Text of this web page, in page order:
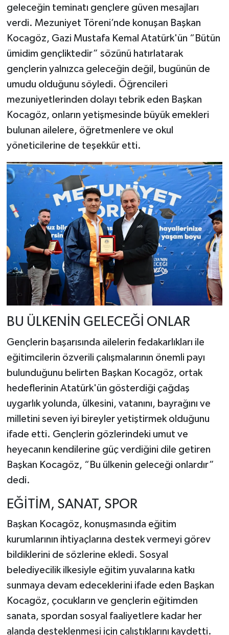
geleceğin teminatı gençlere güven mesajları
verdi. Mezuniyet Töreni’nde konuşan Başkan
Kocagöz, Gazi Mustafa Kemal Atatürk'ün “Bütün
ümidim gençliktedir” sözünü hatırlatarak
gençlerin yalnızca geleceğin değil, bugünün de
umudu olduğunu söyledi. Öğrencileri
mezuniyetlerinden dolayı tebrik eden Başkan
Kocagöz, onların yetişmesinde büyük emekleri
bulunan ailelere, öğretmenlere ve okul
yöneticilerine de teşekkür etti.
BU ÜLKENİN GELECEĞİ ONLAR
Gençlerin başarısında ailelerin fedakarlıkları ile
eğitimcilerin özverili çalışmalarının önemli payı
bulunduğunu belirten Başkan Kocagöz, ortak
hedeflerinin Atatürk'ün gösterdiği çağdaş
uygarlık yolunda, ülkesini, vatanını, bayrağını ve
milletini seven iyi bireyler yetiştirmek olduğunu
ifade etti. Gençlerin gözlerindeki umut ve
heyecanın kendilerine güç verdiğini dile getiren
Başkan Kocagöz, “Bu ülkenin geleceği onlardır”
dedi.
EĞİTİM, SANAT, SPOR
Başkan Kocagöz, konuşmasında eğitim
kurumlarının ihtiyaçlarına destek vermeyi görev
bildiklerini de sözlerine ekledi. Sosyal
belediyecilik ilkesiyle eğitim yuvalarına katkı
sunmaya devam edeceklerini ifade eden Başkan
Kocagöz, çocukların ve gençlerin eğitimden
sanata, spordan sosyal faaliyetlere kadar her
alanda desteklenmesi için çalıştıklarını kaydetti.